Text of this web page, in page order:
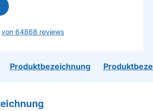
von 64868 reviews
Produktbezeichnung